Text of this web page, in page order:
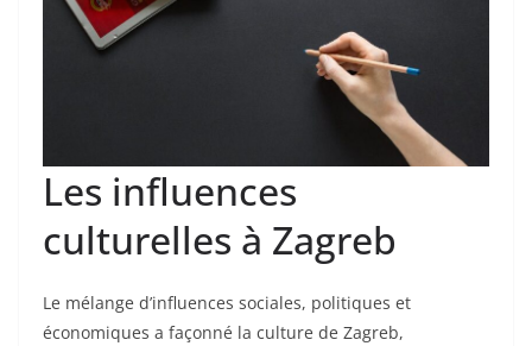
Les influences
culturelles à Zagreb
Le mélange d’influences sociales, politiques et
économiques a façonné la culture de Zagreb,